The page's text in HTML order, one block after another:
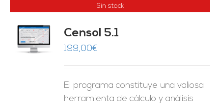
Sin stock
Censol 5.1
199,00€
El programa constituye una valiosa
herramienta de cálculo y análisis